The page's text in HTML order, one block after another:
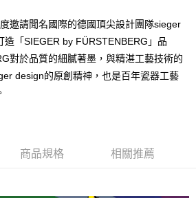
邀請聞名國際的德國頂尖設計團隊sieger
「SIEGER by FÜRSTENBERG」品
對於品質的細膩著墨，與精湛工藝技術的
design的原創精神，也是百年瓷器工藝
商品規格 相關推薦